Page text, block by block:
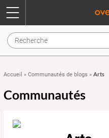
Accueil » Communautés de blogs » Arts
Communautés